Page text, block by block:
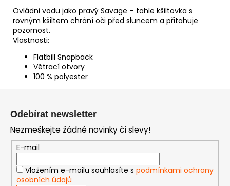
Ovládni vodu jako pravý Savage – tahle kšiltovka s
rovným kšiltem chrání oči před sluncem a přitahuje
pozornost.
Vlastnosti:
Flatbill Snapback
Větrací otvory
100 % polyester
Odebírat newsletter
Nezmeškejte žádné novinky či slevy!
E-mail
Vložením e-mailu souhlasíte s podmínkami ochrany
osobních údajů